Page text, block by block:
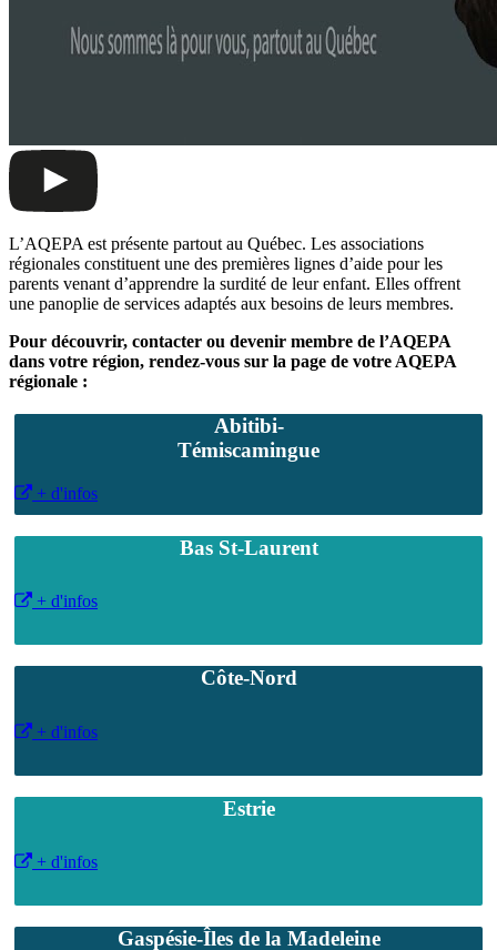
L’AQEPA est présente partout au Québec. Les associations
régionales constituent une des premières lignes d’aide pour les
parents venant d’apprendre la surdité de leur enfant. Elles offrent
une panoplie de services adaptés aux besoins de leurs membres.
Pour découvrir, contacter ou devenir membre de l’AQEPA
dans votre région, rendez-vous sur la page de votre AQEPA
régionale :
Abitibi-
Témiscamingue
+ d'infos
Bas St-Laurent
+ d'infos
Côte-Nord
+ d'infos
Estrie
+ d'infos
Gaspésie-Îles de la Madeleine